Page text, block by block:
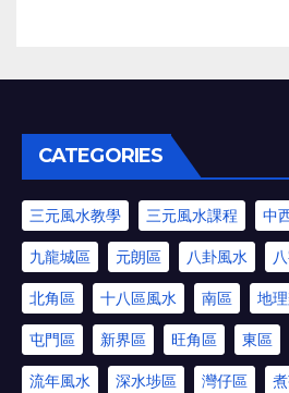
CATEGORIES
三元風水教學 三元風水課程 中
九龍城區 元朗區 八卦風水
北角區 十八區風水 南區 地
屯門區 新界區 旺角區 東區
流年風水 深水埗區 灣仔區